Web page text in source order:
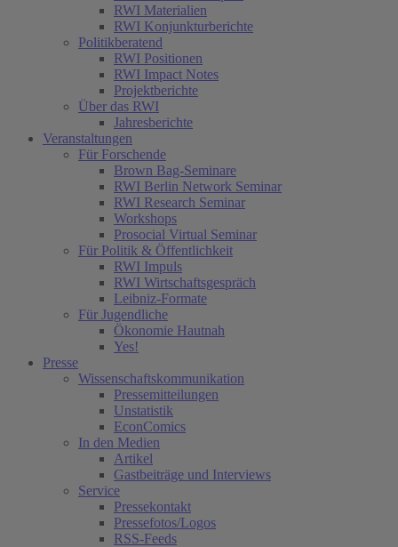
RWI Materialien
RWI Konjunkturberichte
Politikberatend
RWI Positionen
RWI Impact Notes
Projektberichte
Über das RWI
Jahresberichte
Veranstaltungen
Für Forschende
Brown Bag-Seminare
RWI Berlin Network Seminar
RWI Research Seminar
Workshops
Prosocial Virtual Seminar
Für Politik & Öffentlichkeit
RWI Impuls
RWI Wirtschaftsgespräch
Leibniz-Formate
Für Jugendliche
Ökonomie Hautnah
Yes!
Presse
Wissenschaftskommunikation
Pressemitteilungen
Unstatistik
EconComics
In den Medien
Artikel
Gastbeiträge und Interviews
Service
Pressekontakt
Pressefotos/Logos
RSS-Feeds